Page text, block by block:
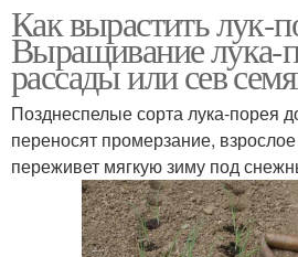
Как вырастить лук-
Выращивание лука-
рассады или сев
Позднеспелые сорта лука-порея
переносят промерзание,
переживет мягкую зиму под